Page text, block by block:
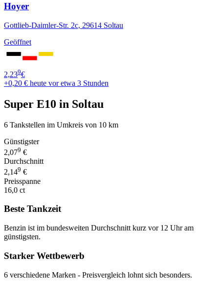
Hoyer
Gottlieb-Daimler-Str. 2c, 29614 Soltau
Geöffnet
2,239€
+0,20 € heute vor etwa 3 Stunden
Super E10 in Soltau
6 Tankstellen im Umkreis von 10 km
Günstigster
2,079 €
Durchschnitt
2,149 €
Preisspanne
16,0 ct
Beste Tankzeit
Benzin ist im bundesweiten Durchschnitt kurz vor 12 Uhr am
günstigsten.
Starker Wettbewerb
6 verschiedene Marken - Preisvergleich lohnt sich besonders.